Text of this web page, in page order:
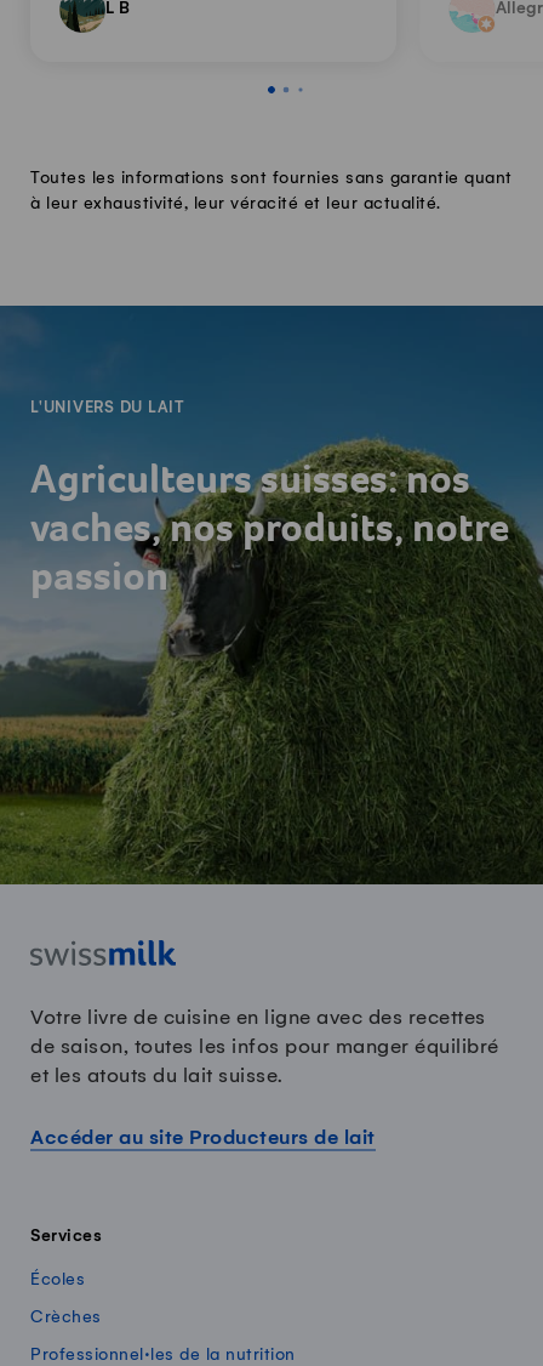
L B
Toutes les informations sont fournies sans garantie quant
à leur exhaustivité, leur véracité et leur actualité.
L'UNIVERS DU LAIT
Agriculteurs suisses: nos
vaches, nos produits, notre
passion
Votre livre de cuisine en ligne avec des recettes
de saison, toutes les infos pour manger équilibré
et les atouts du lait suisse.
Accéder au site Producteurs de lait
Services
Écoles
Crèches
Professionnel·les de la nutrition